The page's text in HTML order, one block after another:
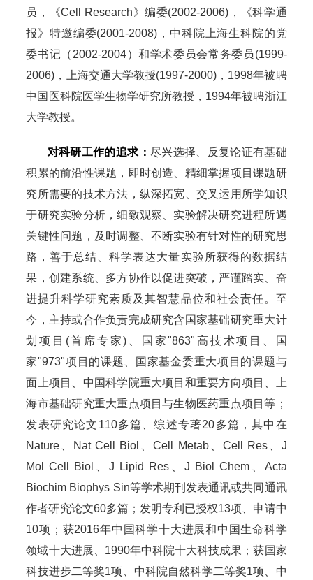
员，《Cell Research》编委(2002-2006)，《科学通
报》特邀编委(2001-2008)，中科院上海生科院的党
委书记（2002-2004）和学术委员会常务委员(1999-
2006)，上海交通大学教授(1997-2000)，1998年被聘
中国医科院医学生物学研究所教授，1994年被聘浙江
大学教授。
对科研工作的追求： 尽兴选择、反复论证有基础
积累的前沿性课题，即时创造、精细掌握项目课题研
究所需要的技术方法，纵深拓宽、交叉运用所学知识
于研究实验分析，细致观察、实验解决研究进程所遇
关键性问题，及时调整、不断实验有针对性的研究思
路，善于总结、科学表达大量实验所获得的数据结
果，创建系统、多方协作以促进突破，严谨踏实、奋
进提升科学研究素质及其智慧品位和社会责任。至
今，主持或合作负责完成研究含国家基础研究重大计
划项目(首席专家)、国家"863"高技术项目、国
家"973"项目的课题、国家基金委重大项目的课题与
面上项目、中国科学院重大项目和重要方向项目、上
海市基础研究重大重点项目与生物医药重点项目等；
发表研究论文110多篇、综述专著20多篇，其中在
Nature、Nat Cell Biol、Cell Metab、Cell Res、J
Mol Cell Biol、J Lipid Res、J Biol Chem、Acta
Biochim Biophys Sin等学术期刊发表通讯或共同通讯
作者研究论文60多篇；发明专利已授权13项、申请中
10项；获2016年中国科学十大进展和中国生命科学
领域十大进展、1990年中科院十大科技成果；获国家
科技进步二等奖1项、中科院自然科学二等奖1项、中